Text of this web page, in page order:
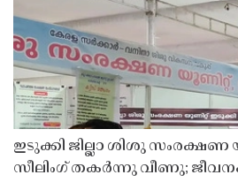
ഇടുക്കി ജില്ലാ ശിശു സംരക്ഷണ
സീലിംഗ് തകർന്നു വീണു;